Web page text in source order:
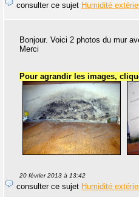
consulter ce sujet Humidité
Bonjour. Voici 2 photos du mur
Merci
Pour agrandir les images,
20 février 2013 à 13:42
consulter ce sujet Humidité